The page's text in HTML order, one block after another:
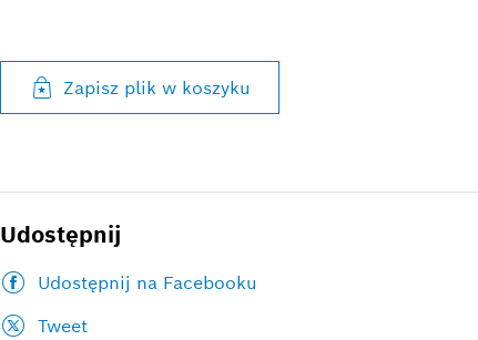
Zapisz plik w koszyku
Udostępnij
Udostępnij na Facebooku
Tweet